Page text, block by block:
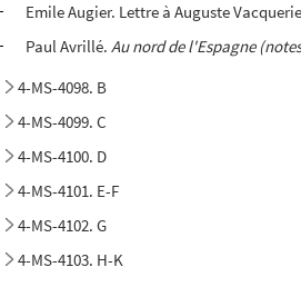
Emile Augier. Lettre à Auguste
Paul Avrillé.Au nord de l'Espagne
4-MS-4098. B
4-MS-4099. C
4-MS-4100. D
4-MS-4101. E-F
4-MS-4102. G
4-MS-4103. H-K